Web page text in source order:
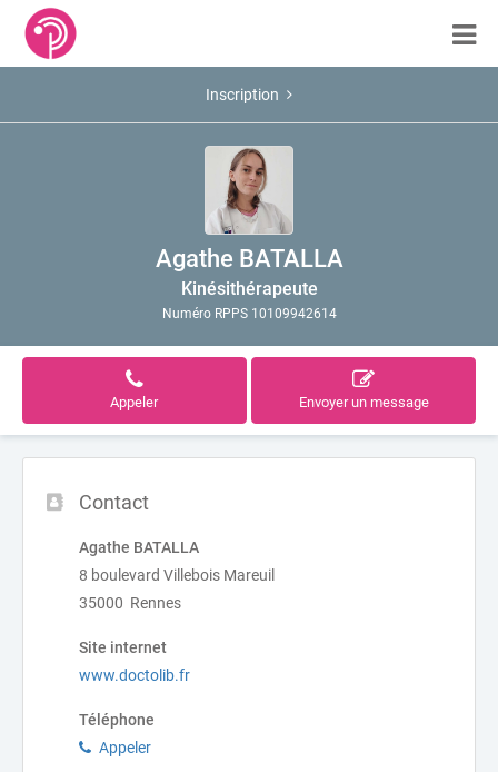
Inscription
Agathe BATALLA
Kinésithérapeute
Numéro RPPS 10109942614
Appeler Envoyer un message
Contact
Agathe BATALLA
8 boulevard Villebois Mareuil
35000 Rennes
Site internet
www.doctolib.fr
Téléphone
Appeler